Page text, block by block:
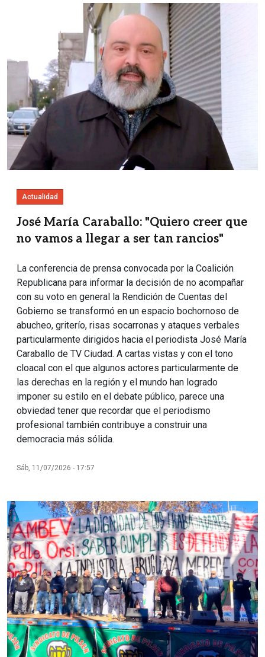
Actualidad
José María Caraballo: "Quiero creer que
no vamos a llegar a ser tan rancios"
La conferencia de prensa convocada por la Coalición
Republicana para informar la decisión de no acompañar
con su voto en general la Rendición de Cuentas del
Gobierno se transformó en un espacio bochornoso de
abucheo, griterío, risas socarronas y ataques verbales
particularmente dirigidos hacia el periodista José María
Caraballo de TV Ciudad. A cartas vistas y con el tono
cloacal con el que algunos actores particularmente de
las derechas en la región y el mundo han logrado
imponer su estilo en el debate público, parece una
obviedad tener que recordar que el periodismo
profesional también contribuye a construir una
democracia más sólida.
Sáb, 11/07/2026 - 17:57
Imagen